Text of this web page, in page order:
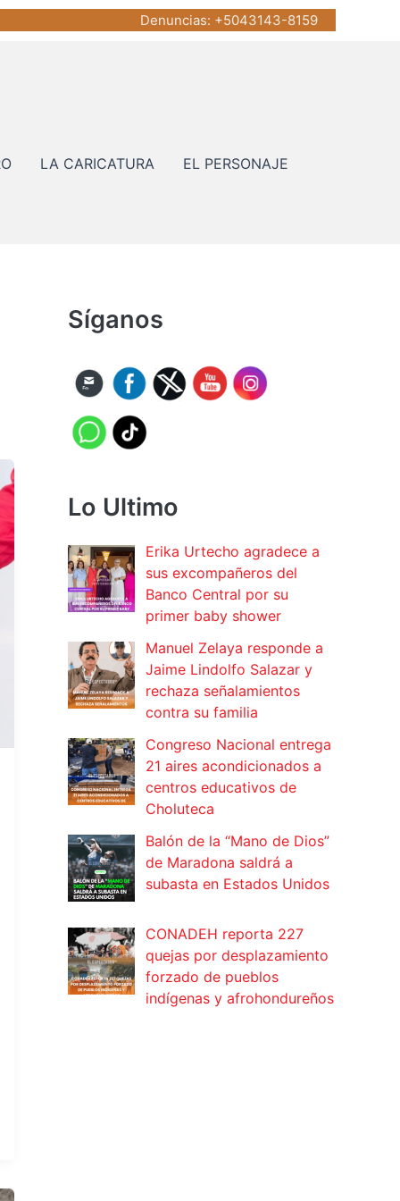
Denuncias: +5043143-8159
LA CARICATURA EL PERSONAJE
Síganos
Lo Ultimo
Erika Urtecho agradece a
sus excompañeros del
Banco Central por su
primer baby shower
Manuel Zelaya responde a
Jaime Lindolfo Salazar y
rechaza señalamientos
contra su familia
Congreso Nacional entrega
21 aires acondicionados a
centros educativos de
Choluteca
Balón de la “Mano de Dios”
de Maradona saldrá a
subasta en Estados Unidos
CONADEH reporta 227
quejas por desplazamiento
forzado de pueblos
indígenas y afrohondureños